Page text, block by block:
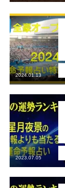
2024.01.13
2023.07.05